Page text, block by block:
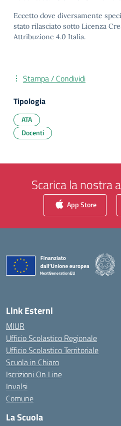
Eccetto dove diversamente
stato rilasciato sotto Licenza
Attribuzione 4.0 Italia.
Stampa / Condividi
Tipologia
ATA
Docenti
Scarica la nostra
App Store
Link Esterni
MIUR
Ufficio Scolastico Regionale
Ufficio Scolastico Territoriale
Scuola in Chiaro
Iscrizioni On Line
Invalsi
Comune
La Scuola